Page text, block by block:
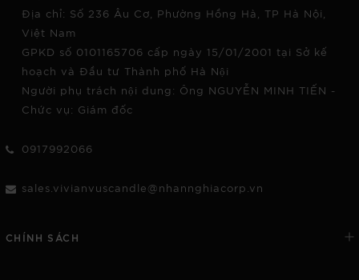
Địa chỉ: Số 236 Âu Cơ, Phường Hồng Hà, TP Hà Nội,
Việt Nam
GPKD số 0101165706 cấp ngày 15/01/2001 tại Sở kế
hoạch và Đầu tư Thành phố Hà Nội
Người phụ trách nội dung: Ông NGUYỄN MINH TIẾN -
Chức vụ: Giám đốc
0917992066
sales.vivianvuscandle@nhannghiacorp.vn
CHÍNH SÁCH